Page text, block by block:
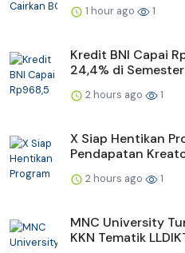
1 hour ago 1
Kredit BNI Capai
24,4% di Semester
2 hours ago 1
X Siap Hentikan
Pendapatan
2 hours ago 1
MNC University
KKN Tematik